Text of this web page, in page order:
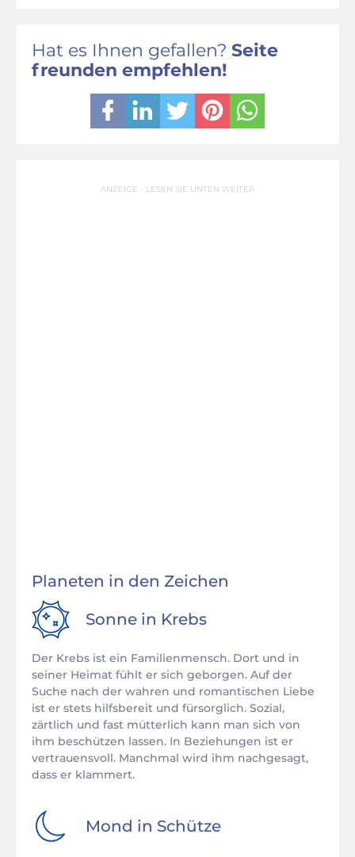
Hat es Ihnen gefallen? Seite
freunden empfehlen!
ANZEIGE - LESEN SIE UNTEN WEITER
Planeten in den Zeichen
Sonne in Krebs
Der Krebs ist ein Familienmensch. Dort und in
seiner Heimat fühlt er sich geborgen. Auf der
Suche nach der wahren und romantischen Liebe
ist er stets hilfsbereit und fürsorglich. Sozial,
zärtlich und fast mütterlich kann man sich von
ihm beschützen lassen. In Beziehungen ist er
vertrauensvoll. Manchmal wird ihm nachgesagt,
dass er klammert.
Mond in Schütze